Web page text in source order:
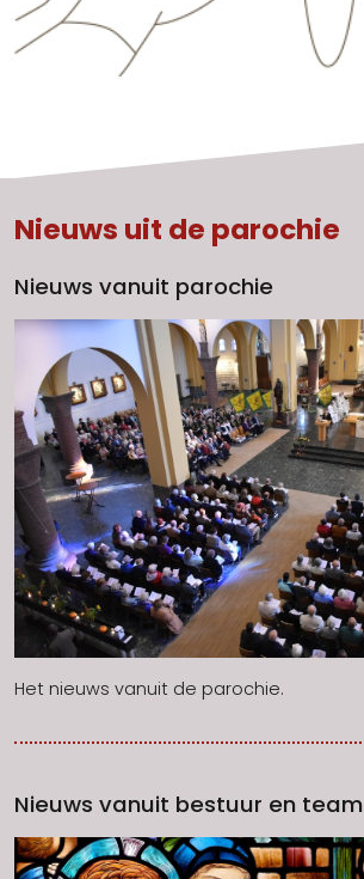
Nieuws uit de parochie
Nieuws vanuit parochie
Het nieuws vanuit de parochie.
Nieuws vanuit bestuur en team